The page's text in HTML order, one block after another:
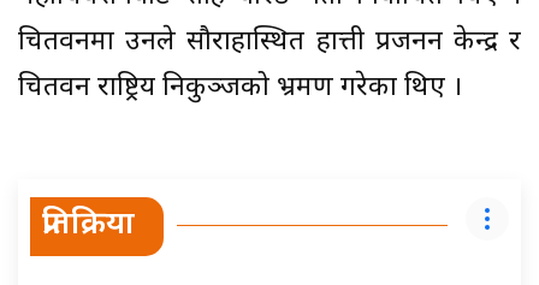
चितवनमा उनले सौराहास्थित हात्ती प्रजनन केन्द्र र
चितवन राष्ट्रिय निकुञ्जको भ्रमण गरेका थिए ।
प्रतिक्रिया